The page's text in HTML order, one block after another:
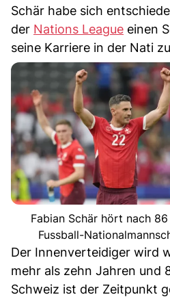
Schär habe sich
der Nations League einen
seine Karriere in der Nati
Fabian Schär hört nach
Fussball-
Der Innenverteidiger wird
mehr als zehn Jahren und
Schweiz ist der Zeitpunkt